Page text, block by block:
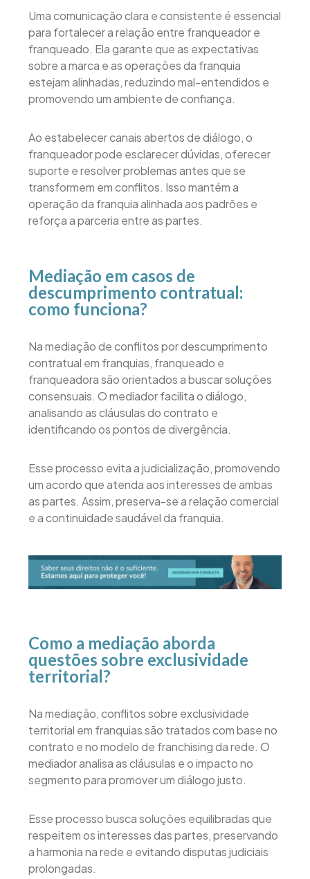
Uma comunicação clara e consistente é essencial
para fortalecer a relação entre franqueador e
franqueado. Ela garante que as expectativas
sobre a marca e as operações da franquia
estejam alinhadas, reduzindo mal-entendidos e
promovendo um ambiente de confiança.
Ao estabelecer canais abertos de diálogo, o
franqueador pode esclarecer dúvidas, oferecer
suporte e resolver problemas antes que se
transformem em conflitos. Isso mantém a
operação da franquia alinhada aos padrões e
reforça a parceria entre as partes.
Mediação em casos de
descumprimento contratual:
como funciona?
Na mediação de conflitos por descumprimento
contratual em franquias, franqueado e
franqueadora são orientados a buscar soluções
consensuais. O mediador facilita o diálogo,
analisando as cláusulas do contrato e
identificando os pontos de divergência.
Esse processo evita a judicialização, promovendo
um acordo que atenda aos interesses de ambas
as partes. Assim, preserva-se a relação comercial
e a continuidade saudável da franquia.
Como a mediação aborda
questões sobre exclusividade
territorial?
Na mediação, conflitos sobre exclusividade
territorial em franquias são tratados com base no
contrato e no modelo de franchising da rede. O
mediador analisa as cláusulas e o impacto no
segmento para promover um diálogo justo.
Esse processo busca soluções equilibradas que
respeitem os interesses das partes, preservando
a harmonia na rede e evitando disputas judiciais
prolongadas.